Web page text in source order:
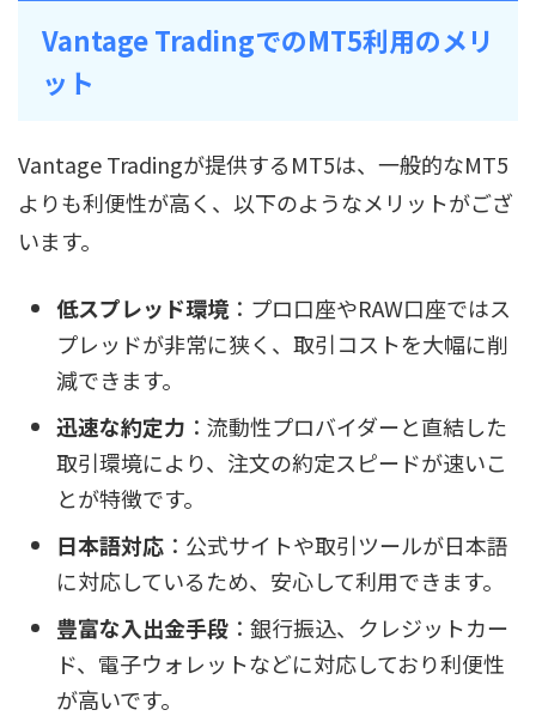
Vantage TradingでのMT5利用のメリ
ット
Vantage Tradingが提供するMT5は、一般的なMT5
よりも利便性が高く、以下のようなメリットがござ
います。
低スプレッド環境 ：プロ口座やRAW口座ではス
プレッドが非常に狭く、取引コストを大幅に削
減できます。
迅速な約定力 ：流動性プロバイダーと直結した
取引環境により、注文の約定スピードが速いこ
とが特徴です。
日本語対応 ：公式サイトや取引ツールが日本語
に対応しているため、安心して利用できます。
豊富な入出金手段 ：銀行振込、クレジットカー
ド、電子ウォレットなどに対応しており利便性
が高いです。